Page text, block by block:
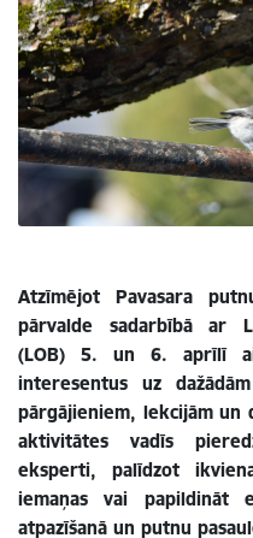
Atzīmējot Pavasara
pārvalde sadarbībā ar
(LOB) 5. un 6. aprīlī
interesentus uz
pārgājieniem, lekcijām un
aktivitātes vadīs
eksperti, palīdzot
iemaņas vai papildināt
atpazīšanā un putnu